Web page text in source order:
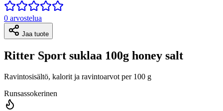
0 arvostelua
Jaa tuote
Ritter Sport suklaa 100g honey salt
Ravintosisältö, kalorit ja ravintoarvot per 100 g
Runsassokerinen